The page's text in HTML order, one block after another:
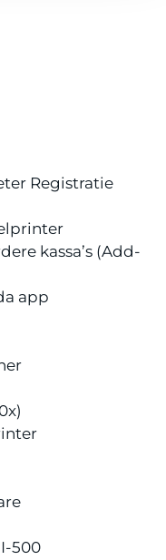
Registratie
kassa’s (Add-
app
500